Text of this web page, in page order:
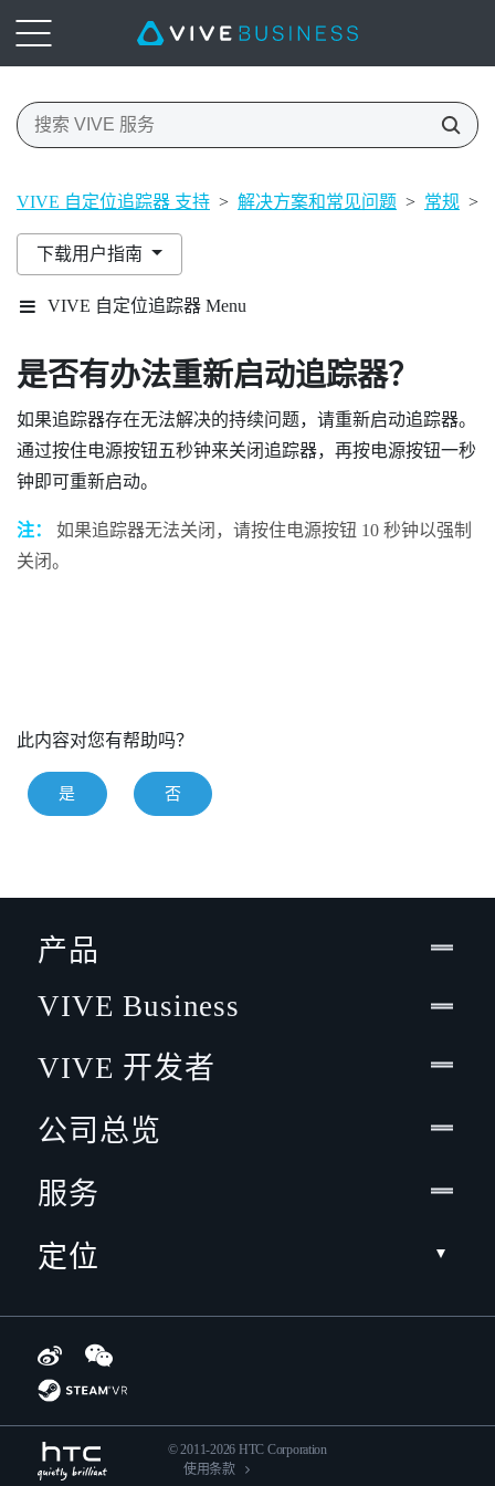
VIVE 自定位追踪器 支持 > 解决方案和常见问题 > 常规 >
下载用户指南
VIVE 自定位追踪器 Menu
是否有办法重新启动追踪器？
如果追踪器存在无法解决的持续问题，请重新启动追踪器。
通过按住电源按钮五秒钟来关闭追踪器，再按电源按钮一秒
钟即可重新启动。
注： 如果追踪器无法关闭，请按住电源按钮 10 秒钟以强制
关闭。
此内容对您有帮助吗？
是 否
产品
VIVE Business
VIVE 开发者
公司总览
服务
定位
© 2011-2026 HTC Corporation
使用条款